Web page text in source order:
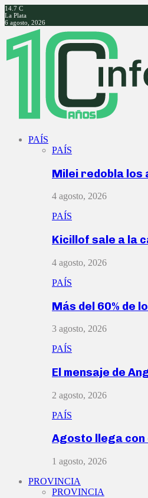
14.7 C
La Plata
6 agosto, 2026
Facebook
Twitter
Instagram
Youtube
PAÍS
PAÍS
Milei redobla
4 agosto, 2026
PAÍS
Kicillof sale a la
4 agosto, 2026
PAÍS
Más del 60% de
3 agosto, 2026
PAÍS
El mensaje de
2 agosto, 2026
PAÍS
Agosto llega
1 agosto, 2026
PROVINCIA
PROVINCIA